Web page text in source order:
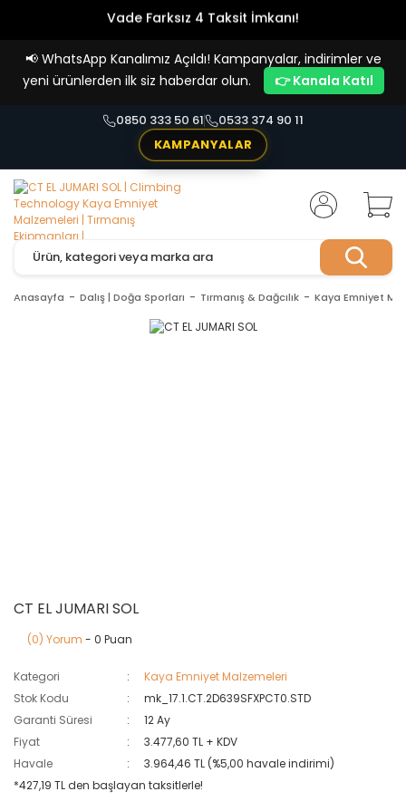
Vade Farksız 4 Taksit İmkanı!
📢 WhatsApp Kanalımız Açıldı! Kampanyalar, indirimler ve
yeni ürünlerden ilk siz haberdar olun.
👉 Kanala Katıl
0850 333 50 61
0533 374 90 11
KAMPANYALAR
Anasayfa Dalış | Doğa Sporları Tırmanış & Dağcılık Kaya Emniyet
CT EL JUMARI SOL
(0) Yorum - 0 Puan
Kategori
Kaya Emniyet Malzemeleri
Stok Kodu
mk_17.1.CT.2D639SFXPCT0.STD
Garanti Süresi
12 Ay
Fiyat
3.477,60 TL + KDV
Havale
3.964,46 TL (%5,00 havale indirimi)
*427,19 TL den başlayan taksitlerle!